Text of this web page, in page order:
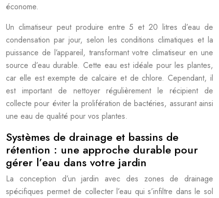
économe.
Un climatiseur peut produire entre 5 et 20 litres d’eau de
condensation par jour, selon les conditions climatiques et la
puissance de l’appareil, transformant votre climatiseur en une
source d’eau durable. Cette eau est idéale pour les plantes,
car elle est exempte de calcaire et de chlore. Cependant, il
est important de nettoyer régulièrement le récipient de
collecte pour éviter la prolifération de bactéries, assurant ainsi
une eau de qualité pour vos plantes.
Systèmes de drainage et bassins de
rétention : une approche durable pour
gérer l’eau dans votre jardin
La conception d’un jardin avec des zones de drainage
spécifiques permet de collecter l’eau qui s’infiltre dans le sol